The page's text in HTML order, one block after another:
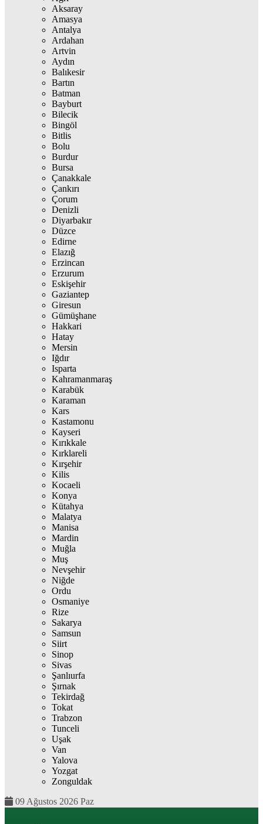
Aksaray
Amasya
Antalya
Ardahan
Artvin
Aydın
Balıkesir
Bartın
Batman
Bayburt
Bilecik
Bingöl
Bitlis
Bolu
Burdur
Bursa
Çanakkale
Çankırı
Çorum
Denizli
Diyarbakır
Düzce
Edirne
Elazığ
Erzincan
Erzurum
Eskişehir
Gaziantep
Giresun
Gümüşhane
Hakkari
Hatay
Mersin
Iğdır
Isparta
Kahramanmaraş
Karabük
Karaman
Kars
Kastamonu
Kayseri
Kırıkkale
Kırklareli
Kırşehir
Kilis
Kocaeli
Konya
Kütahya
Malatya
Manisa
Mardin
Muğla
Muş
Nevşehir
Niğde
Ordu
Osmaniye
Rize
Sakarya
Samsun
Siirt
Sinop
Sivas
Şanlıurfa
Şırnak
Tekirdağ
Tokat
Trabzon
Tunceli
Uşak
Van
Yalova
Yozgat
Zonguldak
09 Ağustos 2026 Paz